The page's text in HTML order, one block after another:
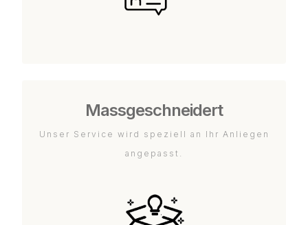
Massgeschneidert
Unser Service wird speziell an Ihr Anliegen
angepasst.